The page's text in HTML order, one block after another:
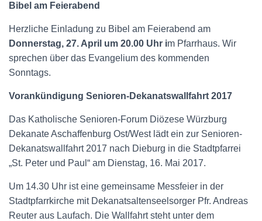
Bibel am Feierabend
Herzliche Einladung zu Bibel am Feierabend am
Donnerstag, 27. April um 20.00 Uhr im Pfarrhaus. Wir
sprechen über das Evangelium des kommenden
Sonntags.
Vorankündigung Senioren-Dekanatswallfahrt 2017
Das Katholische Senioren-Forum Diözese Würzburg
Dekanate Aschaffenburg Ost/West lädt ein zur Senioren-
Dekanatswallfahrt 2017 nach Dieburg in die Stadtpfarrei
„St. Peter und Paul“ am Dienstag, 16. Mai 2017.
Um 14.30 Uhr ist eine gemeinsame Messfeier in der
Stadtpfarrkirche mit Dekanatsaltenseelsorger Pfr. Andreas
Reuter aus Laufach. Die Wallfahrt steht unter dem